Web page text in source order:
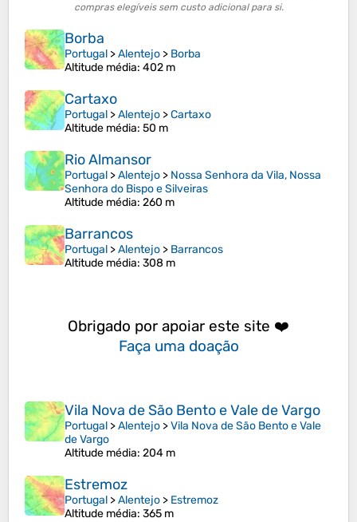
compras elegíveis sem custo adicional para si.
Borba
Portugal >Alentejo > Borba
Altitude média: 402 m
Cartaxo
Portugal >Alentejo >Cartaxo
Altitude média: 50 m
Rio Almansor
Portugal >Alentejo > Nossa Senhora da Vila, Nossa
Senhora do Bispo e Silveiras
Altitude média: 260 m
Barrancos
Portugal >Alentejo > Barrancos
Altitude média: 308 m
Obrigado por apoiar este site ❤️
Faça uma doação
Vila Nova de São Bento e Vale de Vargo
Portugal >Alentejo >Vila Nova de São Bento e Vale
de Vargo
Altitude média: 204 m
Estremoz
Portugal >Alentejo > Estremoz
Altitude média: 365 m